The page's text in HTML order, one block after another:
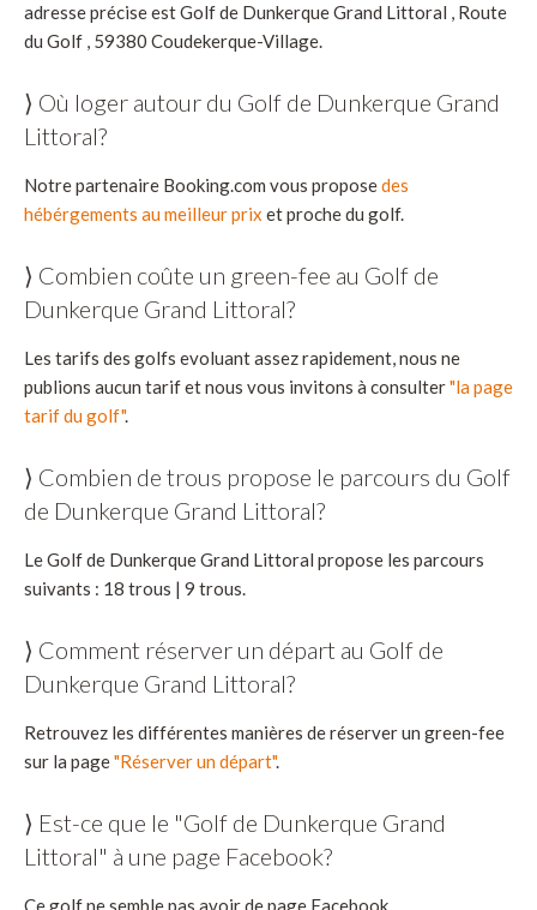
adresse précise est Golf de Dunkerque Grand Littoral , Route
du Golf , 59380 Coudekerque-Village.
⟩ Où loger autour du Golf de Dunkerque Grand
Littoral?
Notre partenaire Booking.com vous proposedes
hébérgements au meilleur prix et proche du golf.
⟩ Combien coûte un green-fee au Golf de
Dunkerque Grand Littoral?
Les tarifs des golfs evoluant assez rapidement, nous ne
publions aucun tarif et nous vous invitons à consulter"la page
tarif du golf".
⟩ Combien de trous propose le parcours du Golf
de Dunkerque Grand Littoral?
Le Golf de Dunkerque Grand Littoral propose les parcours
suivants : 18 trous | 9 trous.
⟩ Comment réserver un départ au Golf de
Dunkerque Grand Littoral?
Retrouvez les différentes manières de réserver un green-fee
sur la page"Réserver un départ".
⟩ Est-ce que le "Golf de Dunkerque Grand
Littoral" à une page Facebook?
Ce golf ne semble pas avoir de page Facebook.